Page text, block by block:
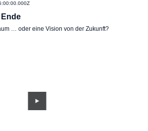
… oder eine Vision von der Zukunft?